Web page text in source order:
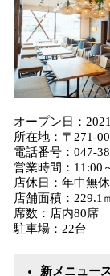
オープン日：
所在地：〒271-
電話番号：047-
営業時間：11:00
店休日：年中無休
店舗面積：229.1
席数：店内80席
駐車場：22台
新メニュー